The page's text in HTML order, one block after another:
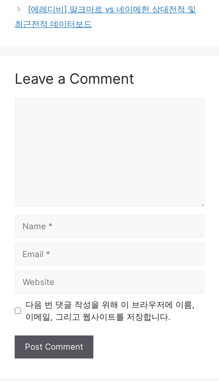
[에레디비] 알크마르 vs 네이메헌 상대전적 및
최근전적 데이터보드
Leave a Comment
다음 번 댓글 작성을 위해 이 브라우저에 이름,
이메일, 그리고 웹사이트를 저장합니다.